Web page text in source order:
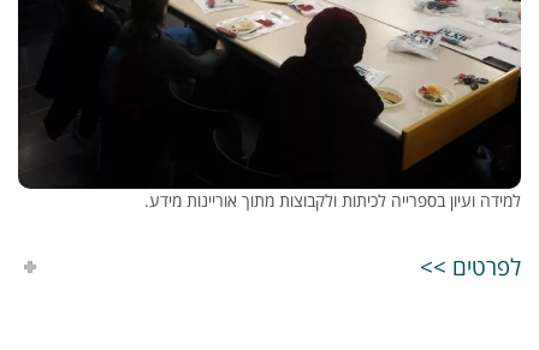
למידה ועיון בספרייה לכיתות ולקבוצות מתוך אוריינות מידע.
לפרטים >>